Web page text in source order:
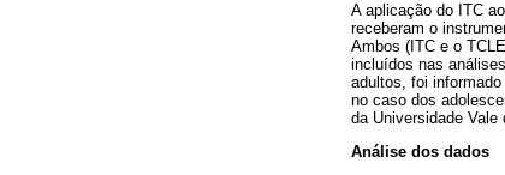
A aplicação do ITC
receberam o
Ambos (ITC e o
incluídos nas
adultos, foi
no caso dos
da Universidade Vale
Análise dos dados